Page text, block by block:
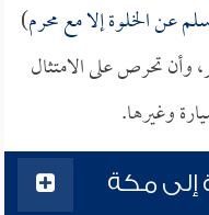
عن الخلوة إلا مع محرم)
وأن تحرص على الامتثال
وغيرها.
إلى مكة